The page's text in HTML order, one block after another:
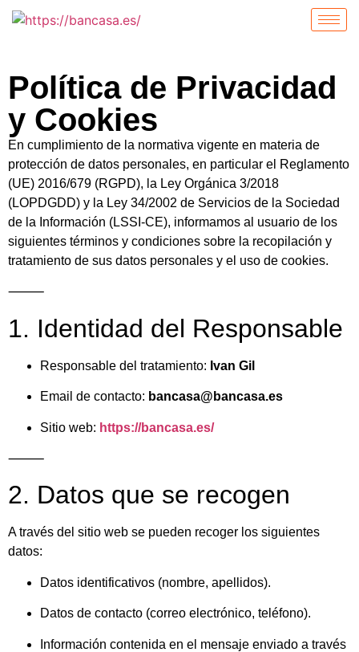
Política de Privacidad
y Cookies
En cumplimiento de la normativa vigente en materia de
protección de datos personales, en particular el Reglamento
(UE) 2016/679 (RGPD), la Ley Orgánica 3/2018
(LOPDGDD) y la Ley 34/2002 de Servicios de la Sociedad
de la Información (LSSI-CE), informamos al usuario de los
siguientes términos y condiciones sobre la recopilación y
tratamiento de sus datos personales y el uso de cookies.
⸻
1. Identidad del Responsable
Responsable del tratamiento: Ivan Gil
Email de contacto: bancasa@bancasa.es
Sitio web: https://bancasa.es/
⸻
2. Datos que se recogen
A través del sitio web se pueden recoger los siguientes
datos:
Datos identificativos (nombre, apellidos).
Datos de contacto (correo electrónico, teléfono).
Información contenida en el mensaje enviado a través